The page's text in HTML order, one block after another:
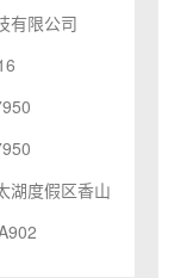
有限公司
湖度假区香山